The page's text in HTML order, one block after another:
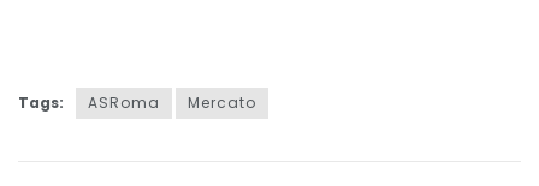
Tags: ASRoma Mercato